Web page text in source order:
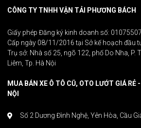
CÔNG TY TNHH VẬN TẢI PHƯƠNG BÁCH
Giấy phép Đăng ký kinh doanh số:
Cấp ngày 08/11/2016 tại Sở kế hoạch đầu
Trụ sở: Nhà số 25, ngõ 122, phố Do Nha, P.
Liêm, Tp. Hà Nội
MUA BÁN XE Ô TÔ CŨ, OTO LƯỚT GIÁ RẺ
NỘI
Số 2 Dương Đình Nghệ, Yên Hòa, Cầu